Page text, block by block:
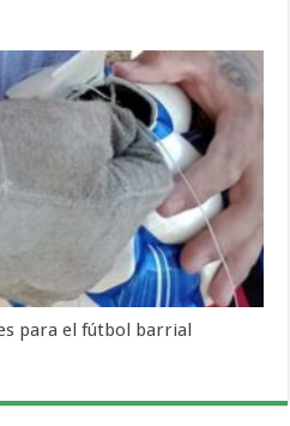
para el fútbol barrial